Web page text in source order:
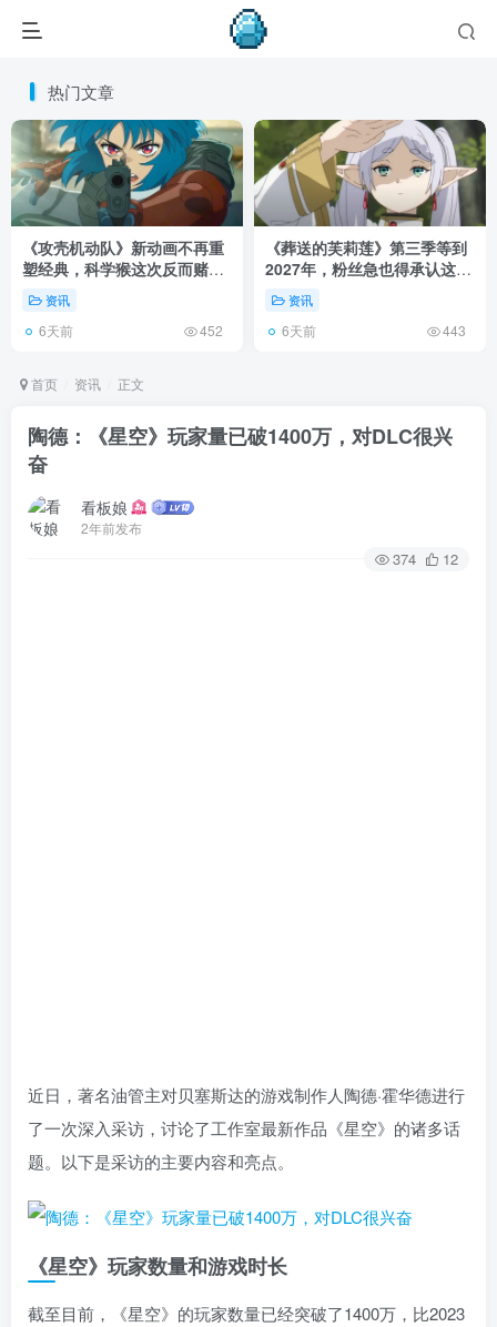
热门文章
《攻壳机动队》新动画不再重
塑经典，科学猴这次反而赌对
了！资讯
6天前 452
《葬送的芙莉莲》第三季等到
2027年，粉丝急也得承认这次
慢得有道理！
资讯
6天前 443
首页 资讯 正文
陶德：《星空》玩家量已破1400万，对DLC很兴
奋
看板娘
2年前发布
374 12
近日，著名油管主对贝塞斯达的游戏制作人陶德·霍华德进行
了一次深入采访，讨论了工作室最新作品《星空》的诸多话
题。以下是采访的主要内容和亮点。
《星空》玩家数量和游戏时长
截至目前，《星空》的玩家数量已经突破了1400万，比2023